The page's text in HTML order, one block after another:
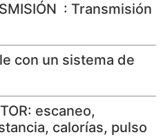
: Transmisión
con un sistema de
escaneo,
calorías, pulso